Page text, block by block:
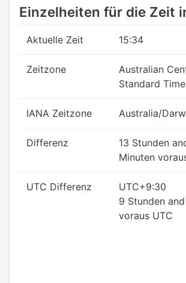
Einzelheiten für die Zeit
Aktuelle Zeit 15:34
Zeitzone
Australian
Standard
IANA Zeitzone Australia/
Differenz
13 Stunden
Minuten
UTC Differenz
UTC+9:30
9 Stunden
voraus UTC